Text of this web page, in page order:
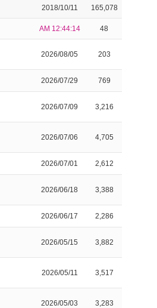
2018/10/11 165,078
AM 12:44:14 48
2026/08/05 203
2026/07/29 769
2026/07/09 3,216
2026/07/06 4,705
2026/07/01 2,612
2026/06/18 3,388
2026/06/17 2,286
2026/05/15 3,882
2026/05/11 3,517
2026/05/03 3,283